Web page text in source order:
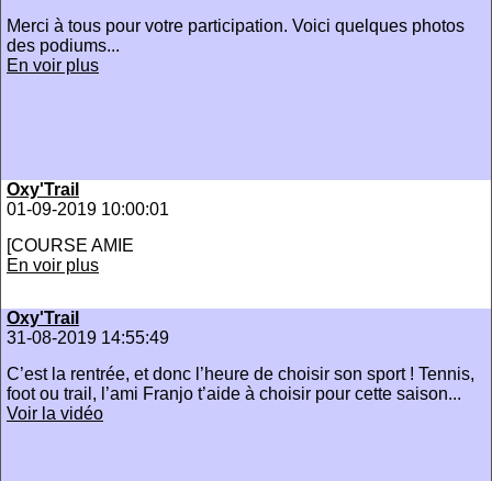
Merci à tous pour votre participation. Voici quelques photos
des podiums...
En voir plus
Oxy'Trail
01-09-2019 10:00:01
[COURSE AMIE
En voir plus
Oxy'Trail
31-08-2019 14:55:49
C’est la rentrée, et donc l’heure de choisir son sport ! Tennis,
foot ou trail, l’ami Franjo t’aide à choisir pour cette saison...
Voir la vidéo